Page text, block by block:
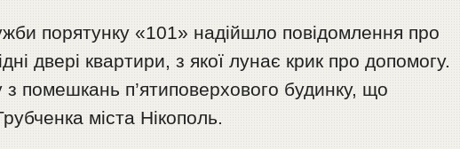
порятунку «101» надійшло повідомлення про
двері квартири, з якої лунає крик про допомогу.
помешкань п’ятиповерхового будинку, що
міста Нікополь.